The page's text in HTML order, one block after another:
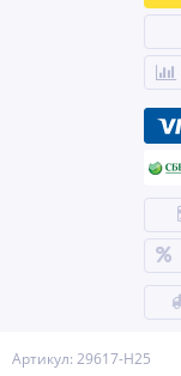
Артикул: 29617-H25